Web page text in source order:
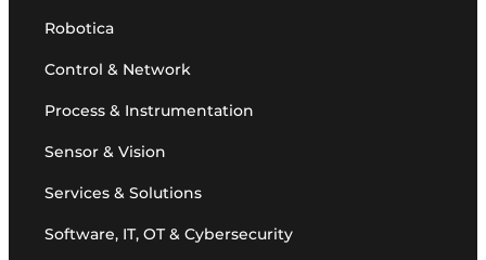
Robotica
Control & Network
Process & Instrumentation
Sensor & Vision
Services & Solutions
Software, IT, OT & Cybersecurity